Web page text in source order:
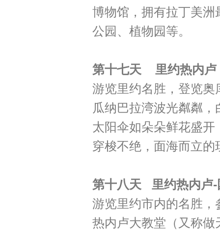
博物馆，拥有拉丁美
公园、植物园等。
第十七天 里约热内卢
游览里约名胜，登览
瓜纳巴拉湾波光粼粼
太阳伞如朵朵鲜花盛
穿梭不绝，面海而立
第十八天 里约热内卢-
游览里约市内的名胜
热内卢大教堂（又称